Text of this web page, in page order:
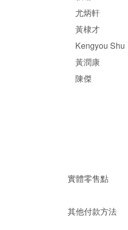
尤炳軒
黃棣才
Kengyou Shu
黃潤康
陳傑
實體零售點
其他付款方法